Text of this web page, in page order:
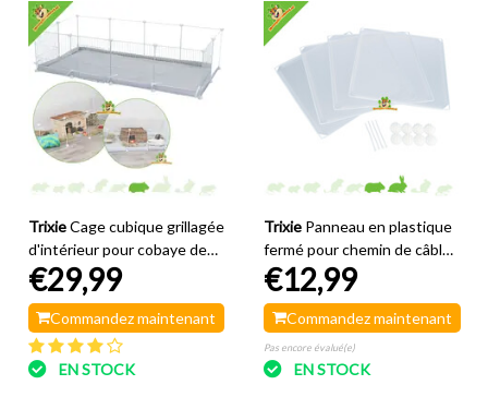
Trixie Cage cubique grillagée
d'intérieur pour cobaye de
140 cm
€29,99
Commandez maintenant
EN STOCK
Trixie Panneau en plastique
fermé pour chemin de câbles
cubique 35 × 35 cm
€12,99
Commandez maintenant
Pas encore évalué(e)
EN STOCK